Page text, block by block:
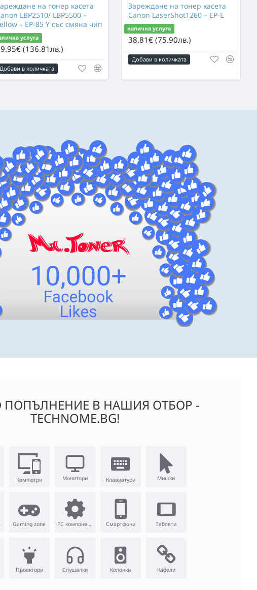
на тонер касета
LBP2510/ LBP5500 –
– EP-85 Y със смяна чип
услуга
(136.81лв.)
Добави в количката
Зареждане на тонер касета
Canon LaserShot1260 – EP-E
налична услуга
38.81€ (75.90лв.)
Добави в количката
ПОПЪЛНЕНИЕ В НАШИЯ ОТБОР -
TECHNOME.BG!
Компютри Монитори Клавиатури Мишки
Gaming zone PC компоненти Смартфони Таблети
Проектори Слушалки Колонки Кабели